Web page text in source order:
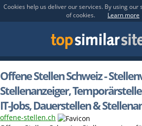
Cookies help us deliver our services. By using
of cookies.
Learn more
Offene Stellen Schweiz -
Stellenanzeiger,
IT-Jobs, Dauerstellen &
offene-stellen.ch